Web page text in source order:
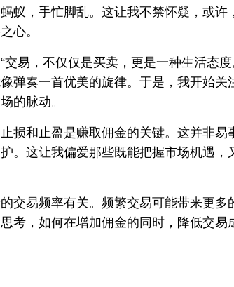
蚁，手忙脚乱。这让我不禁怀疑，或许
心。
易，不仅仅是买卖，更是一种生活态度
弹奏一首优美的旋律。于是，我开始关
的脉动。
损和止盈是赚取佣金的关键。这并非易
。这让我偏爱那些既能把握市场机遇，
交易频率有关。频繁交易可能带来更多
考，如何在增加佣金的同时，降低交易